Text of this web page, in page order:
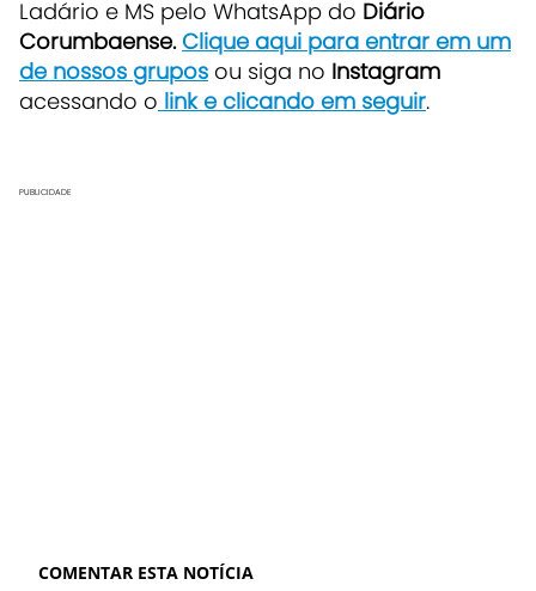
Ladário e MS pelo WhatsApp do Diário
Corumbaense.Clique aqui para entrar em um
de nossos grupos ou siga no Instagram
acessando o link e clicando em seguir.
PUBLICIDADE
COMENTAR ESTA NOTÍCIA